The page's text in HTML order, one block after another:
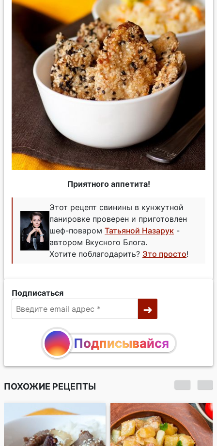
Приятного аппетита!
Этот рецепт свинины в кунжутной
панировке проверен и приготовлен
шеф-поваром Татьяной Назарук -
автором Вкусного Блога.
Хотите поблагодарить? Это просто!
Подписаться
Подписывайся
ПОХОЖИЕ РЕЦЕПТЫ
Свинина с белыми
грибами в сметане